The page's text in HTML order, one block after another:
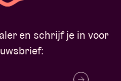
en schrijf je in voor